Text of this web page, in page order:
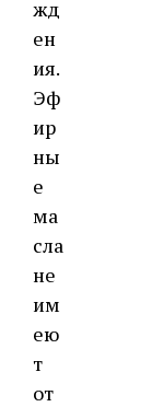
жд
ен
ия.
Эф
ир
ны
е
ма
сла
не
им
ею
т
от